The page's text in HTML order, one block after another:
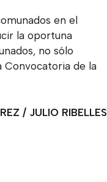
en el
la oportuna
no sólo
Convocatoria de la
/ JULIO RIBELLES